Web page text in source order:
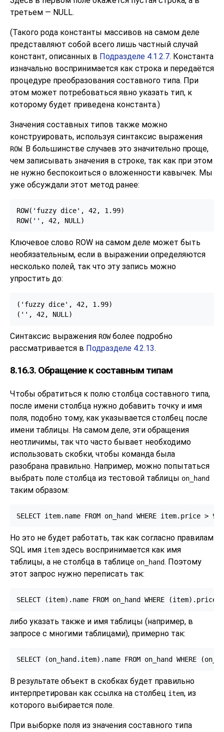
третьем — NULL.
(Такого рода константы массивов на самом деле
представляют собой всего лишь частный случай
констант, описанных в Подразделе 4.1.2.7. Константа
изначально воспринимается как строка и передаётся
процедуре преобразования составного типа. При
этом может потребоваться явно указать тип, к
которому будет приведена константа.)
Значения составных типов также можно
конструировать, используя синтаксис выражения
ROW. В большинстве случаев это значительно проще,
чем записывать значения в строке, так как при этом
не нужно беспокоиться о вложенности кавычек. Мы
уже обсуждали этот метод ранее:
ROW('fuzzy dice', 42, 1.99)
ROW('', 42, NULL)
Ключевое слово ROW на самом деле может быть
необязательным, если в выражении определяются
несколько полей, так что эту запись можно
упростить до:
('fuzzy dice', 42, 1.99)
('', 42, NULL)
Синтаксис выражения ROWболее подробно
рассматривается в Подразделе 4.2.13.
8.16.3. Обращение к составным типам
Чтобы обратиться к полю столбца составного типа,
после имени столбца нужно добавить точку и имя
поля, подобно тому, как указывается столбец после
имени таблицы. На самом деле, эти обращения
неотличимы, так что часто бывает необходимо
использовать скобки, чтобы команда была
разобрана правильно. Например, можно попытаться
выбрать поле столбца из тестовой таблицы on_hand
таким образом:
SELECT item.name FROM on_hand WHERE item.price >
Но это не будет работать, так как согласно правилам
SQL имя item здесь воспринимается как имя
таблицы, а не столбца в таблице on_hand. Поэтому
этот запрос нужно переписать так:
SELECT (item).name FROM on_hand WHERE (item).price
либо указать также и имя таблицы (например, в
запросе с многими таблицами), примерно так:
SELECT (on_hand.item).name FROM on_hand WHERE
В результате объект в скобках будет правильно
интерпретирован как ссылка на столбец item, из
которого выбирается поле.
При выборке поля из значения составного типа